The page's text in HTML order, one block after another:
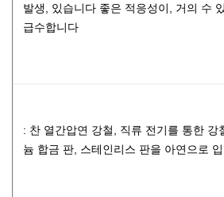
발생, 있습니다 좋은 적응성이, 거의 수
급수합니다
: 찬 열간압연 강철, 직류 전기를 통한 강
늄 합금 판, 스테인리스 판을 아연으로